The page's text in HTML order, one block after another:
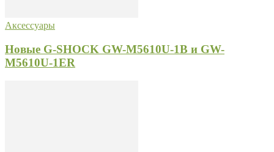
Аксессуары
Новые G-SHOCK GW-M5610U-1B и GW-
M5610U-1ER